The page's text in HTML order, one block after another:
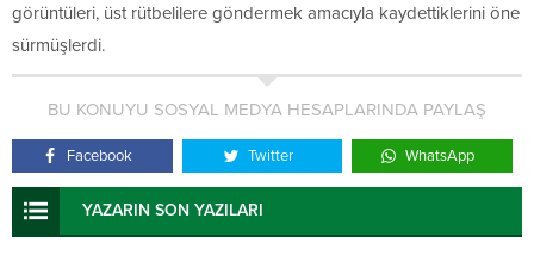
görüntüleri, üst rütbelilere göndermek amacıyla kaydettiklerini öne
sürmüşlerdi.
BU KONUYU SOSYAL MEDYA HESAPLARINDA PAYLAŞ
Facebook Twitter WhatsApp
YAZARIN SON YAZILARI